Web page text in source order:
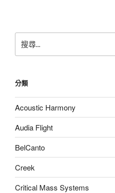
尋
字:
分類
Acoustic Harmony
Audia Flight
BelCanto
Creek
Critical Mass Systems